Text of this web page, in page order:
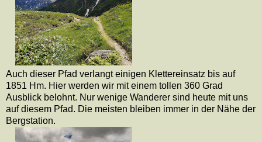
Auch dieser Pfad verlangt einigen Klettereinsatz bis auf
1851 Hm. Hier werden wir mit einem tollen 360 Grad
Ausblick belohnt. Nur wenige Wanderer sind heute mit uns
auf diesem Pfad. Die meisten bleiben immer in der Nähe der
Bergstation.